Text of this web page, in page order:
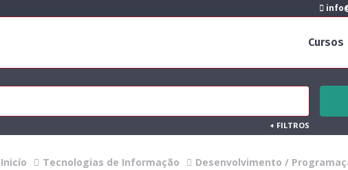
Cursos
+ FILTROS
Inicío Tecnologias de Informação Desenvolvimento /